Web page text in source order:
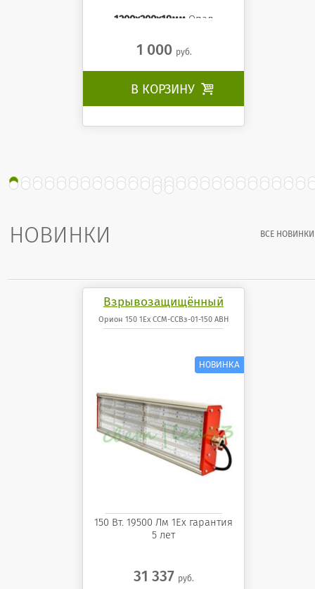
1200x200x19ммОпал
1 000 руб.
В КОРЗИНУ 
НОВИНКИ ВСЕ НОВИНКИ
Взрывозащищённый
светодиодный
ССМ-ССВз-01-150 АВН
Орион 150 1Ex ССМ-ССВз-01-150 АВН
150 Вт. 19500 Лм 1Ех гарантия
5 лет
31 337 руб.